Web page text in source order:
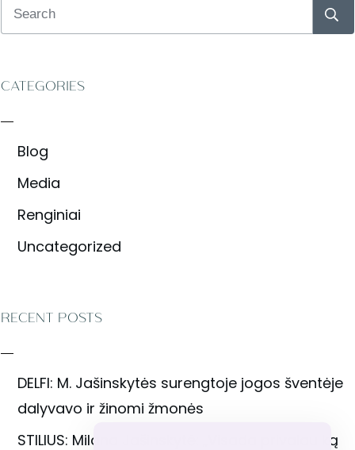
CATEGORIES
Blog
Media
Renginiai
Uncategorized
RECENT POSTS
DELFI: M. Jašinskytės surengtoje jogos šventėje
dalyvavo ir žinomi žmonės
STILIUS: Milana Jašinskytė: „Visada privalau ką